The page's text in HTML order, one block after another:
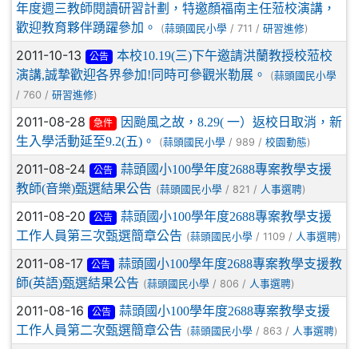
年度週三教師閱讀研習計劃，特邀顏福南主任蒞校演講，
歡迎教育夥伴踴躍參加。
(蒜頭國民小學 / 711 / 研習進修)
2011-10-13 公告
本校10.19(三)下午邀請洪蘭教授校蒞校
演講,誠摯歡迎各界參加!同時可參觀米勒展。
(蒜頭國民小學
/ 760 / 研習進修)
2011-08-28 急件
因颱風之故，8.29( 一）返校日取消，新
生入學活動延至9.2(五)。
(蒜頭國民小學 / 989 / 校園動態)
2011-08-24 公告
蒜頭國小100學年度2688專案教學支援
教師(音樂)甄選結果公告 (蒜頭國民小學 / 821 / 人事選聘)
2011-08-20 公告
蒜頭國小100學年度2688專案教學支援
工作人員第三次甄選簡章公告 (蒜頭國民小學 / 1109 / 人事選聘)
2011-08-17 公告
蒜頭國小100學年度2688專案教學支援教
師(英語)甄選結果公告 (蒜頭國民小學 / 806 / 人事選聘)
2011-08-16 公告
蒜頭國小100學年度2688專案教學支援
工作人員第二次甄選簡章公告 (蒜頭國民小學 / 863 / 人事選聘)